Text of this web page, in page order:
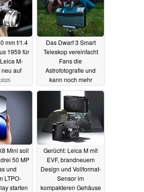
mm f/1.4
1959 für
M-
neu auf
Das Dwarf 3 Smart
Teleskop vereinfacht
Fans die
Astrofotografie und
kann noch mehr
12.02.2025
Mini soll
50 MP
und
LTPO-
starten
Gerücht: Leica M mit
EVF, brandneuem
Design und Vollformat-
Sensor im
kompakteren Gehäuse